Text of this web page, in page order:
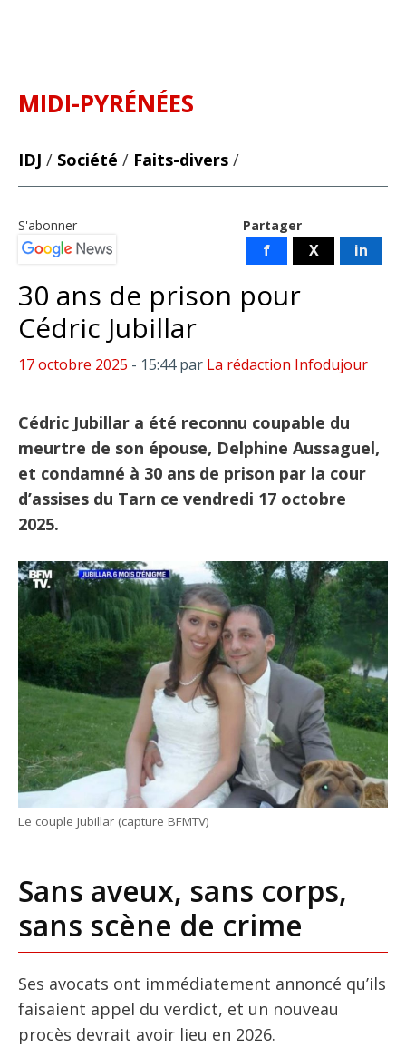
MIDI-PYRÉNÉES
IDJ / Société / Faits-divers /
Partager
f X in
S'abonner
30 ans de prison pour
Cédric Jubillar
17 octobre 2025 - 15:44 par La rédaction Infodujour
Cédric Jubillar a été reconnu coupable du
meurtre de son épouse, Delphine Aussaguel,
et condamné à 30 ans de prison par la cour
d’assises du Tarn ce vendredi 17 octobre
2025.
Le couple Jubillar (capture BFMTV)
Sans aveux, sans corps,
sans scène de crime
Ses avocats ont immédiatement annoncé qu’ils
faisaient appel du verdict, et un nouveau
procès devrait avoir lieu en 2026.